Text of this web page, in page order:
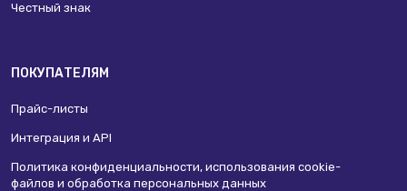
Честный знак
ПОКУПАТЕЛЯМ
Прайс-листы
Интеграция и API
Политика конфиденциальности, использования сookie-
файлов и обработка персональных данных